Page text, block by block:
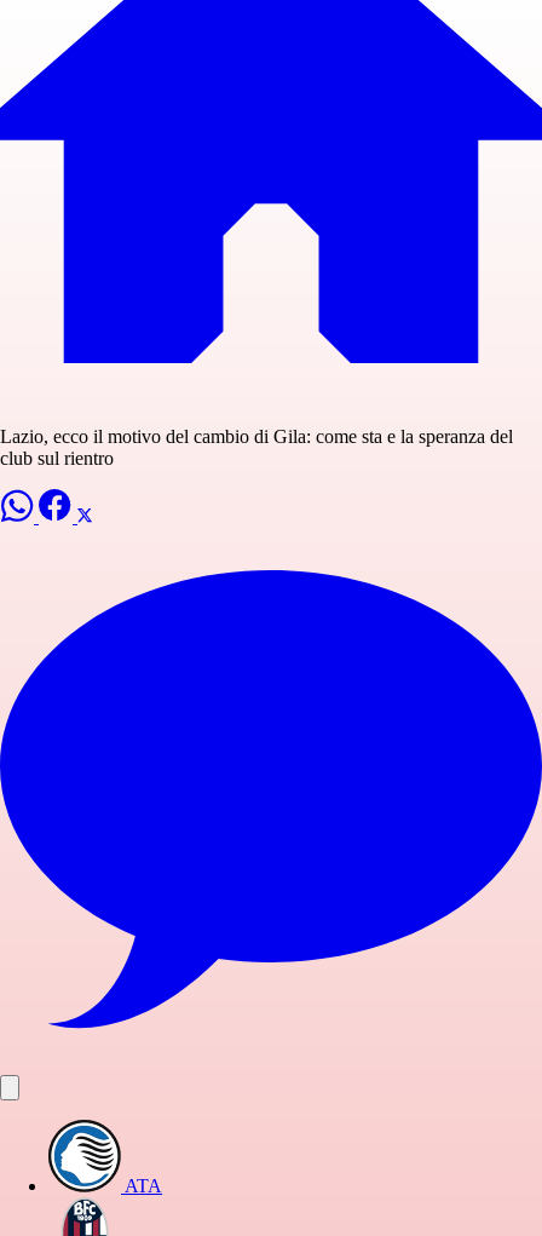
Lazio, ecco il motivo del cambio di Gila: come sta e la speranza del
club sul rientro
ATA